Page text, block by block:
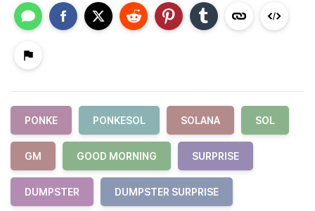
PONKE PONKESOL SOLANA SOL
GM GOOD MORNING SURPRISE
DUMPSTER DUMPSTER SURPRISE